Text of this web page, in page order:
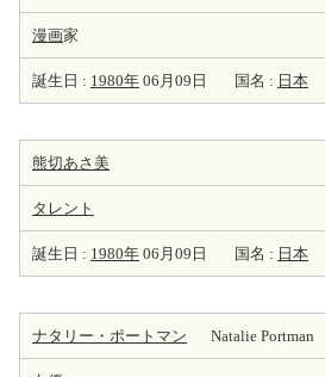
漫画家
誕生日 : 1980年 06月09日 国名 : 日本
熊切あさ美
タレント
誕生日 : 1980年 06月09日 国名 : 日本
ナタリー・ポートマン Natalie Portman